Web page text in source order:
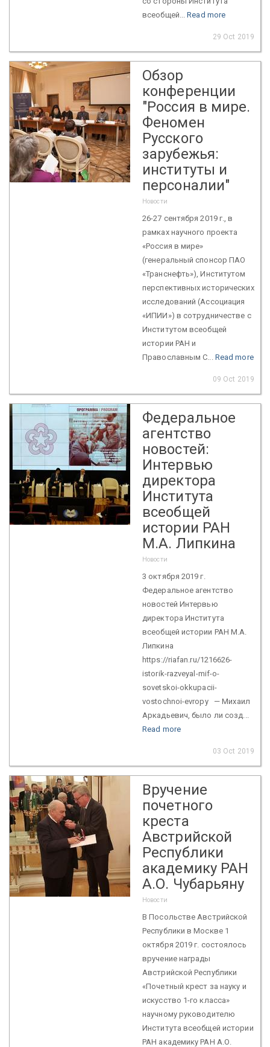
всеобщей...Read more
29 Oct 2019
Обзор
конференции
"Россия в мире.
Феномен
Русского
зарубежья:
институты и
персоналии"
Новости
26-27 сентября 2019 г., в
рамках научного проекта
«Россия в мире»
(генеральный спонсор ПАО
«Транснефть»), Институтом
перспективных исторических
исследований (Ассоциация
«ИПИИ») в сотрудничестве с
Институтом всеобщей
истории РАН и
Православным С... Read more
09 Oct 2019
Федеральное
агентство
новостей:
Интервью
директора
Института
всеобщей
истории РАН
М.А. Липкина
Новости
3 октября 2019 г.
Федеральное агентство
новостей Интервью
директора Института
всеобщей истории РАН М.А.
Липкина
https://riafan.ru/1216626-
istorik-razveyal-mif-o-
sovetskoi-okkupacii-
vostochnoi-evropy — Михаил
Аркадьевич, было ли созд...
Read more
03 Oct 2019
Вручение
почетного
креста
Австрийской
Республики
академику РАН
А.О. Чубарьяну
Новости
В Посольстве Австрийской
Республики в Москве 1
октября 2019 г. состоялось
вручение награды
Австрийской Республики
«Почетный крест за науку и
искусство 1-го класса»
научному руководителю
Института всеобщей истории
РАН академику РАН А.О.